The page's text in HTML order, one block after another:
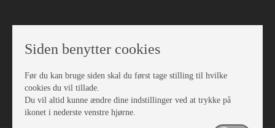
VÆRKSTED
Siden benytter cookies
Før du kan bruge siden skal du først tage stilling til hvilke
cookies du vil tillade.
Du vil altid kunne ændre dine indstillinger ved at trykke på
ikonet i nederste venstre hjørne.